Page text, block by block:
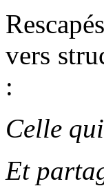
vers
:
Celle
Et